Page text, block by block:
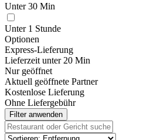
Unter 30 Min
Unter 1 Stunde
Optionen
Express-Lieferung
Lieferzeit unter 20 Min
Nur geöffnet
Aktuell geöffnete Partner
Kostenlose Lieferung
Ohne Liefergebühr
Filter anwenden